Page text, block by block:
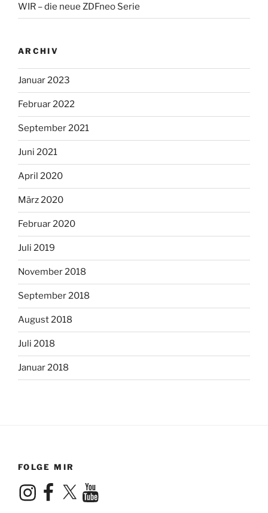
WIR – die neue ZDFneo Serie
ARCHIV
Januar 2023
Februar 2022
September 2021
Juni 2021
April 2020
März 2020
Februar 2020
Juli 2019
November 2018
September 2018
August 2018
Juli 2018
Januar 2018
FOLGE MIR
InstagramFacebook
X YouTube